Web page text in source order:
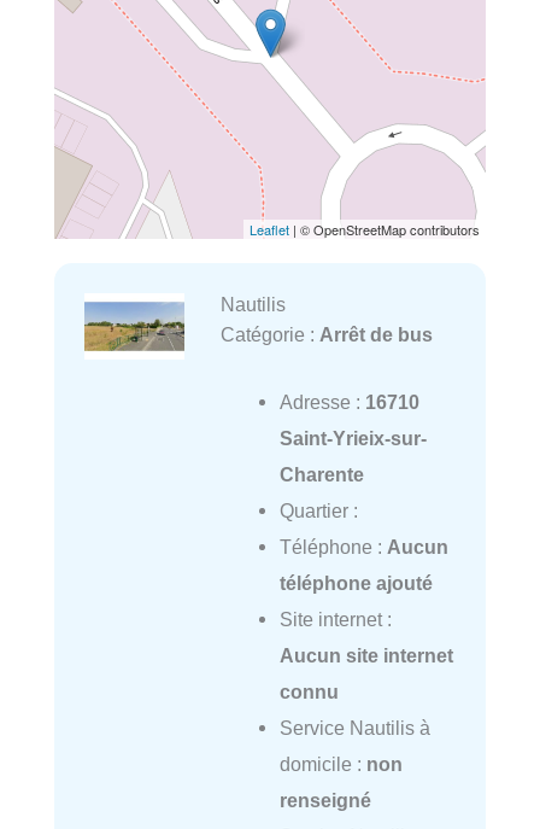
Leaflet | © OpenStreetMap contributors
Nautilis
Catégorie : Arrêt de bus
Adresse : 16710
Saint-Yrieix-sur-
Charente
Quartier :
Téléphone : Aucun
téléphone ajouté
Site internet :
Aucun site internet
connu
Service Nautilis à
domicile : non
renseigné